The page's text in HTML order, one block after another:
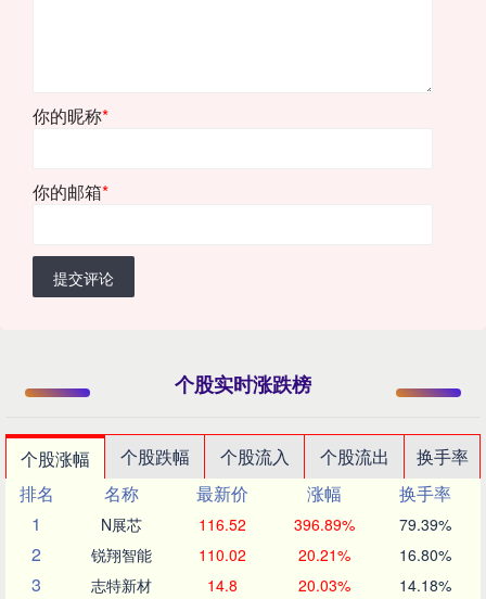
你的昵称*
你的邮箱*
提交评论
个股实时涨跌榜
个股涨幅 个股跌幅 个股流入 个股流出
换手率
排名
名称 最新价 涨幅
换手率
1
N展芯 116.52 396.89% 79.39%
2 锐翔智能 110.02 20.21% 16.80%
3 志特新材 14.8 20.03% 14.18%